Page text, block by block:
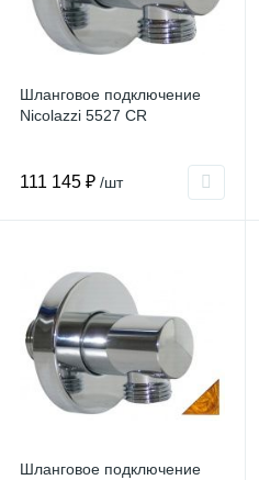
Шланговое подключение
Nicolazzi 5527 CR
111 145 ₽ /шт
Шланговое подключение